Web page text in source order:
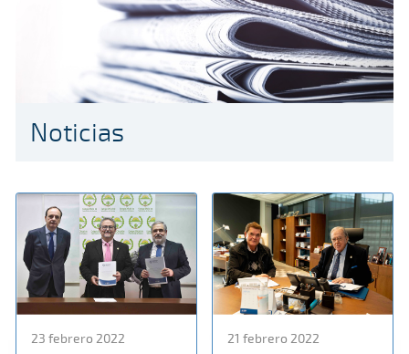
Noticias
23 febrero 2022 21 febrero 2022